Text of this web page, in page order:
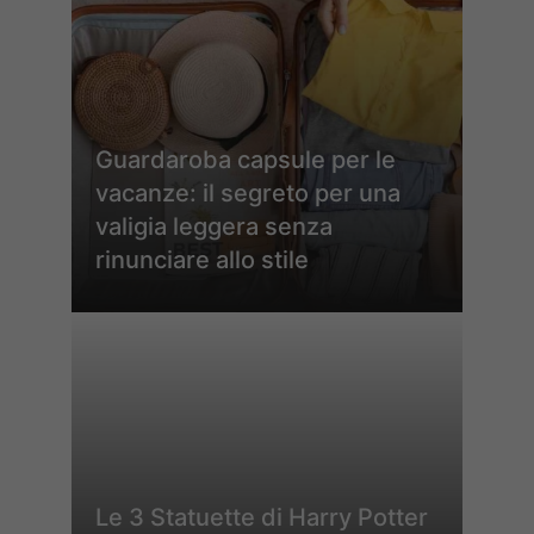
Guardaroba capsule per le
vacanze: il segreto per una
valigia leggera senza
rinunciare allo stile
Le 3 Statuette di Harry Potter